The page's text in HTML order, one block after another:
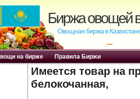
Биржа овощей
Овощная биржа в
---
на бирже | Правила Биржи
Имеется товар на
белокочанная,